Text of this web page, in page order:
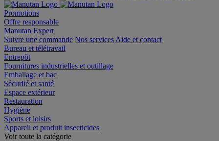
Promotions
Offre responsable
Manutan Expert
Suivre une commande Nos services Aide et contact
Bureau et télétravail
Entrepôt
Fournitures industrielles et outillage
Emballage et bac
Sécurité et santé
Espace extérieur
Restauration
Hygiène
Sports et loisirs
Appareil et produit insecticides
Voir toute la catégorie